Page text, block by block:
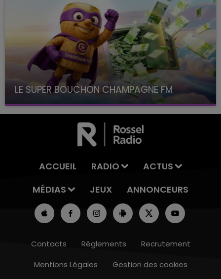
LE SUPER BOUCHON CHAMPAGNE FM
avec La Famille Champagne FM, à 8H10
ACCUEIL RADIO
ACTUS
MÉDIAS
JEUX ANNONCEURS
Contacts Règlements
Recrutement
Mentions Légales
Gestion des cookies